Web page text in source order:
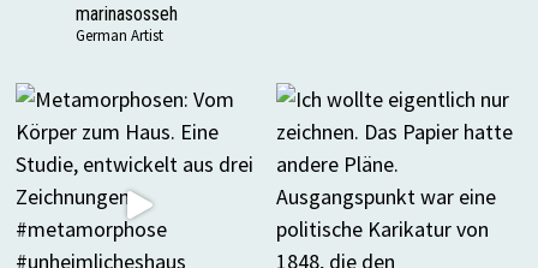
marinasosseh
German Artist